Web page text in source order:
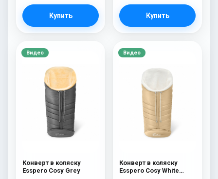
Купить Купить
Видео
Конверт в коляску
Esspero Cosy Grey
Видео
Конверт в коляску
Esspero Cosy White